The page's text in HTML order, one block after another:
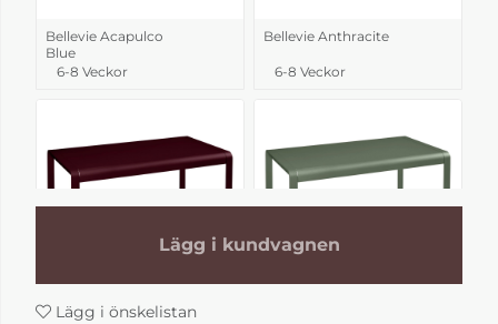
Bellevie Acapulco
Blue
6-8 Veckor
Bellevie Anthracite
6-8 Veckor
Lägg i kundvagnen
Lägg i önskelistan